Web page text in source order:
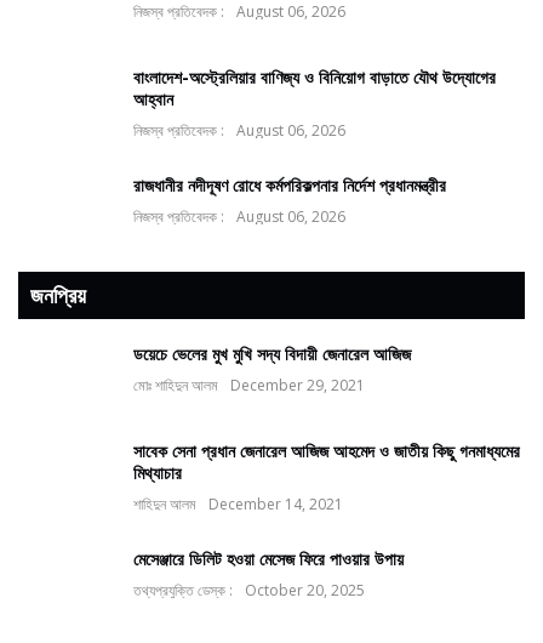
নিজস্ব প্রতিবেদক : August 06, 2026
বাংলাদেশ-অস্ট্রেলিয়ার বাণিজ্য ও বিনিয়োগ বাড়াতে যৌথ উদ্যোগের
আহ্বান
নিজস্ব প্রতিবেদক : August 06, 2026
রাজধানীর নদীদূষণ রোধে কর্মপরিকল্পনার নির্দেশ প্রধানমন্ত্রীর
নিজস্ব প্রতিবেদক : August 06, 2026
জনপ্রিয়
ডয়েচে ভেলের মুখ মুখি সদ্য বিদায়ী জেনারেল আজিজ
মোঃ শাহিদুন আলম December 29, 2021
সাবেক সেনা প্রধান জেনারেল আজিজ আহমেদ ও জাতীয় কিছু গনমাধ্যমের
মিথ্যাচার
শাহিদুন আলম December 14, 2021
মেসেঞ্জারে ডিলিট হওয়া মেসেজ ফিরে পাওয়ার উপায়
তথ্যপ্রযুক্তি ডেস্ক : October 20, 2025